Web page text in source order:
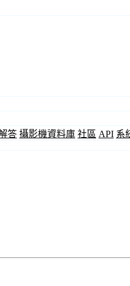
答 攝影機資料庫 社區 API 系